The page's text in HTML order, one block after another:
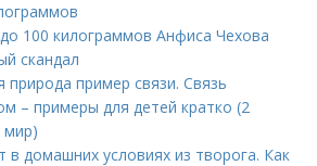
100 килограммов Анфиса Чехова
скандал
природа пример связи. Связь
– примеры для детей кратко (2
мир)
в домашних условиях из творога. Как